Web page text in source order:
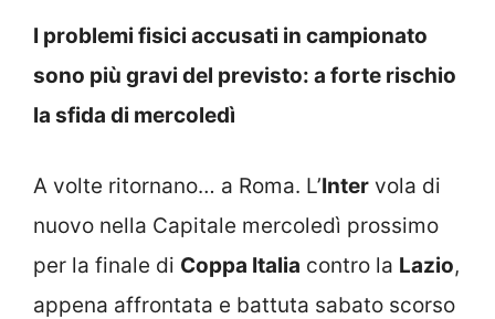
I problemi fisici accusati in campionato
sono più gravi del previsto: a forte rischio
la sfida di mercoledì
A volte ritornano… a Roma. L’Inter vola di
nuovo nella Capitale mercoledì prossimo
per la finale di Coppa Italia contro la Lazio,
appena affrontata e battuta sabato scorso